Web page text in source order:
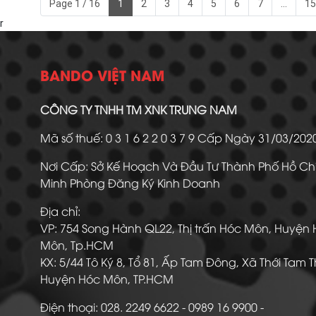
Page 1 / 16 1 2 3 4 5 6 7
15
r
BANDO VIỆT NAM
CÔNG TY TNHH TM XNK TRUNG NAM
Mã số thuế: 0 3 1 6 2 2 0 3 7 9 Cấp Ngày 31/03/
Nơi Cấp: Sở Kế Hoạch Và Đầu Tư Thành Phố Hồ
Minh Phòng Đăng Ký Kinh Doanh
Địa chỉ:
VP: 754 Song Hành QL22, Thị trấn Hóc Môn, Huyện
Môn, Tp.HCM
KX: 5/44 Tô Ký 8, Tổ 81, Ấp Tam Đông, Xã Thới Tam
Huyện Hóc Môn, TP.HCM
Điện thoại: 028. 2249 6622 - 0989 16